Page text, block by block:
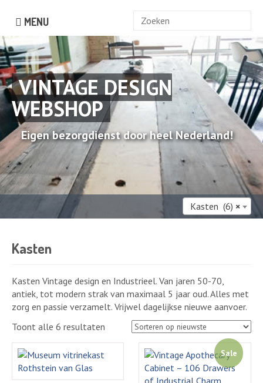
MENU
Zoek
VINTAGE DESIGN
WEBSHOP
Eigen bezorgdienst door heel Nederland!
×
Kasten (6)
Kasten
Kasten Vintage design en Industrieel. Van jaren 50-70,
antiek, tot modern strak van maximaal 5 jaar oud. Alles met
zorg en passie verzamelt. Vrijwel dagelijkse nieuwe aanvoer.
Toont alle 6 resultaten Gesorteerd
Sale